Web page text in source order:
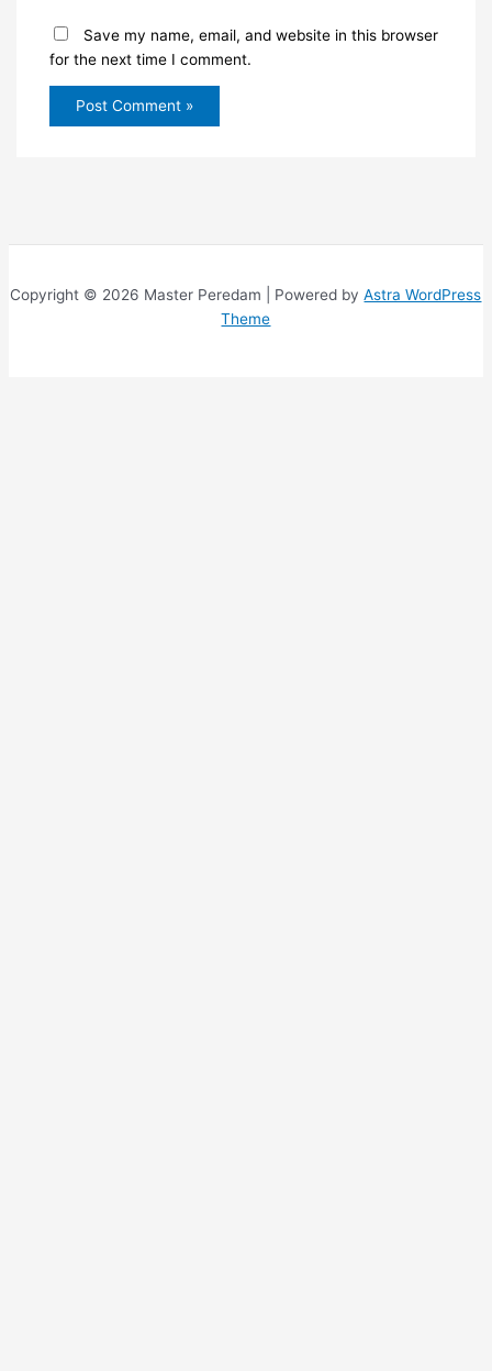
Save my name, email, and website in this browser
for the next time I comment.
Copyright © 2026 Master Peredam | Powered byAstra WordPress
Theme